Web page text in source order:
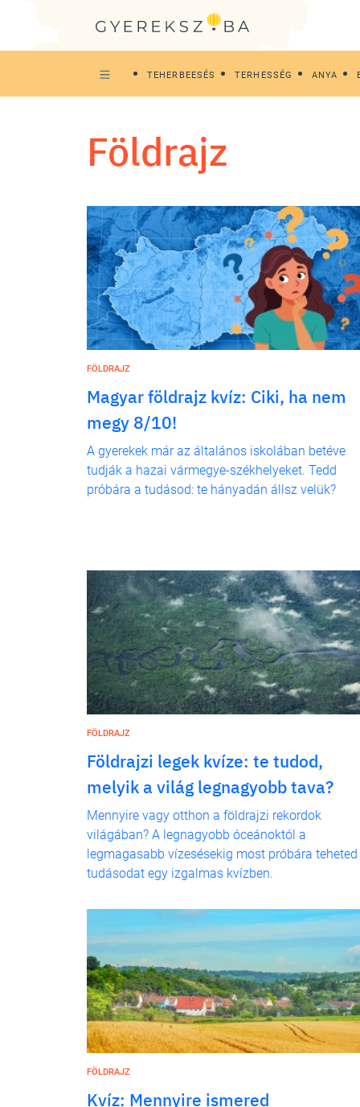
TEHERBEESÉS TERHESSÉG ANYA
földrajz
FÖLDRAJZ
Magyar földrajz kvíz: Ciki, ha nem
megy 8/10!
A gyerekek már az általános iskolában betéve
tudják a hazai vármegye-székhelyeket. Tedd
próbára a tudásod: te hányadán állsz velük?
FÖLDRAJZ
Földrajzi legek kvíze: te tudod,
melyik a világ legnagyobb tava?
Mennyire vagy otthon a földrajzi rekordok
világában? A legnagyobb óceánoktól a
legmagasabb vízesésekig most próbára teheted
tudásodat egy izgalmas kvízben.
FÖLDRAJZ
Kvíz: Mennyire ismered